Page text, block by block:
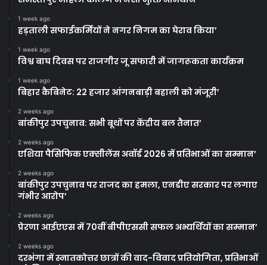
1 week ago
हड़ताली सफाईकर्मियों ने नगर निगम का घेराव किया’
1 week ago
विश्व बाघ दिवस पर राजगीर जू सफारी में जागरूकता कार्यक्रम
1 week ago
बिहार कैबिनेट: 22 हजार आंगनबाड़ी बहाली को मंजूरी’
2 weeks ago
बांकीपुर उपचुनाव: सभी बूथों पर केंद्रीय बल तैनात’
2 weeks ago
एशिया पैसिफिक एक्सीलेंस अवॉर्ड 2026 में प्रतिभाओं का सम्मान’
2 weeks ago
बांकीपुर उपचुनाव पर राजद का हमला, एनडीए सरकार पर लगाए
गंभीर आरोप’
2 weeks ago
प्रेरणा आईएएस में 70वीं बीपीएससी सफल अभ्यर्थियों का सम्मान’
2 weeks ago
दरभंगा में स्नातकोत्तर छात्रों की वाद-विवाद प्रतियोगिता, प्रतिभाओं